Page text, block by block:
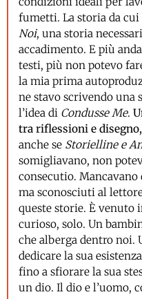
fumetti. La storia da
Noi, una storia
accadimento. E più
testi, più non potevo
la mia prima
ne stavo scrivendo una
l’idea di Condusse Me.
tra riflessioni e
anche se Storielline e
somigliavano, non
consecutio.
ma sconosciuti al
queste storie. È venuto
curioso, solo. Un
che alberga dentro noi.
dedicare la sua
fino a sfiorare la sua
un dio. Il dio e l’uomo,